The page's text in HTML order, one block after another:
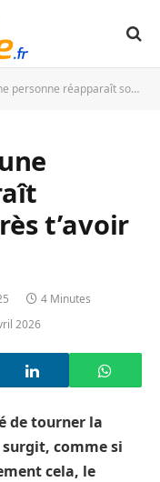
soudainement après t’avoir ghosté
t’avoir
4 Minutes
2026
de tourner la
surgit, comme si
cela, le